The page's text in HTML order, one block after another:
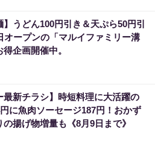
】うどん100円引き＆天ぷら50円引
オープンの「マルイファミリー溝
企画開催中。
最新チラシ】時短料理に大活躍の
に魚肉ソーセージ187円！おかず
の揚げ物増量も《8月9日まで》